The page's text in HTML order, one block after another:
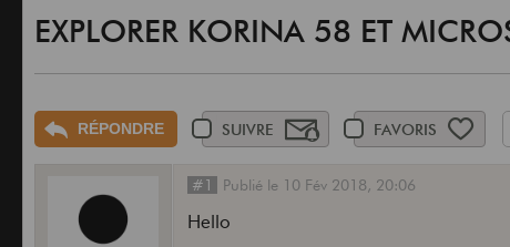
EXPLORER KORINA 58 ET
RÉPONDRE SUIVRE FAVORIS
#1 Publié le 10 Fév 2018, 20:06
Hello